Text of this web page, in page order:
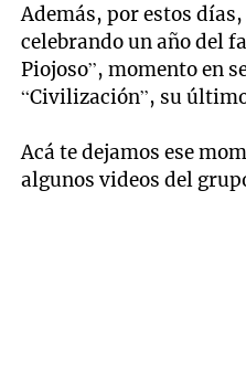
Además, por estos
celebrando un año del
Piojoso”, momento en
“Civilización”, su
Acá te dejamos ese
algunos videos del